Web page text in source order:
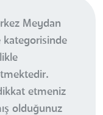
Meydan
kategorisinde
etmeniz
olduğunuz